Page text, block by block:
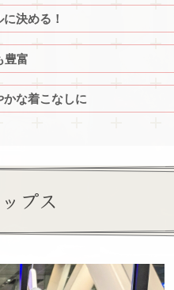
決める！
豊富
な着こなしに
プス